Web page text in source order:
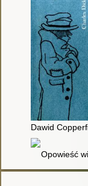
Dawid
Opowieść